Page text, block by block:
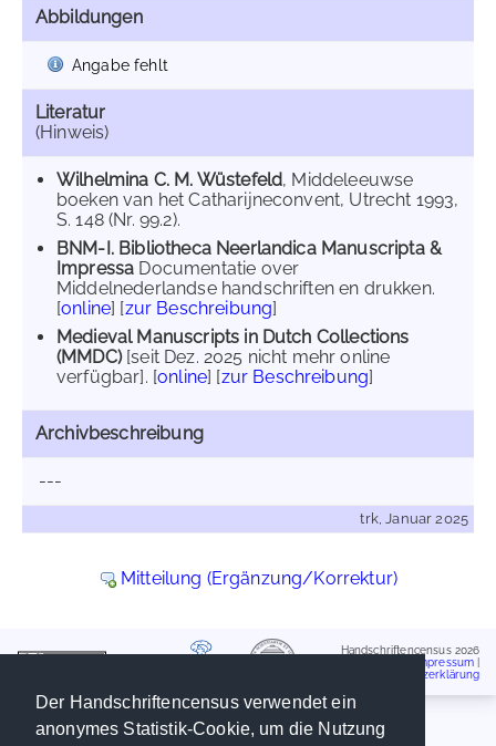
Der Handschriftencensus verwendet ein
anonymes Statistik-Cookie, um die Nutzung
Abbildungen
Angabe fehlt
Literatur
(Hinweis)
Wilhelmina C. M. Wüstefeld, Middeleeuwse
boeken van het Catharijneconvent, Utrecht 1993,
S. 148 (Nr. 99.2).
BNM-I. Bibliotheca Neerlandica Manuscripta &
Impressa Documentatie over
Middelnederlandse handschriften en drukken.
[online] [zur Beschreibung]
Medieval Manuscripts in Dutch Collections
(MMDC)[seit Dez. 2025 nicht mehr online
verfügbar]. [online] [zur Beschreibung]
Archivbeschreibung
---
trk, Januar 2025
Mitteilung (Ergänzung/Korrektur)
Handschriftencensus 2026
Impressum
Datenschutzerklärung